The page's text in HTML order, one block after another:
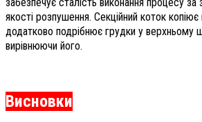
якості розпушення. Секційний коток
додатково подрібнює грудки у верхньому
вирівнюючи його.
Висновки